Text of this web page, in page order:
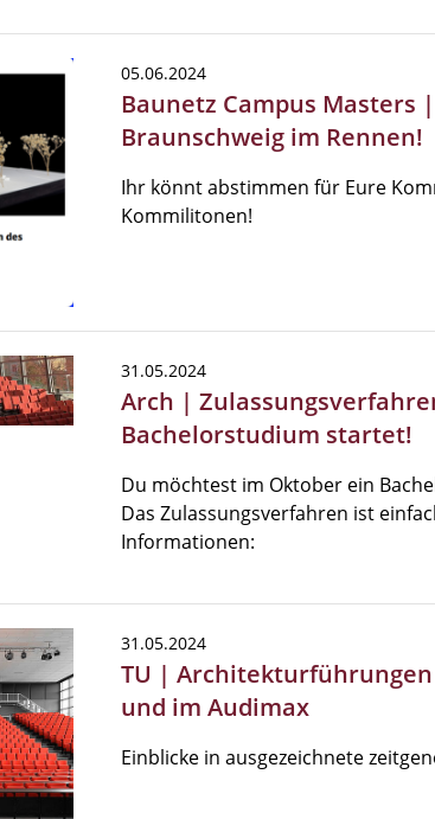
05.06.2024
Baunetz Campus Masters
Braunschweig im Rennen!
Ihr könnt abstimmen für Eure
Kommilitonen!
31.05.2024
Arch |
Bachelorstudium startet!
Du möchtest im Oktober ein
Das Zulassungsverfahren ist
Informationen:
31.05.2024
TU |
und im Audimax
Einblicke in ausgezeichnete